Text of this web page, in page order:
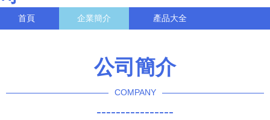
首頁 企業簡介 產品大全
公司簡介
COMPANY
----------------